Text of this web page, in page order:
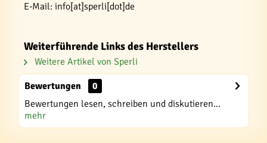
E-Mail: info[at]sperli[dot]de
Weiterführende Links des Herstellers
Weitere Artikel von Sperli
Bewertungen
0
Bewertungen lesen, schreiben und diskutieren...
mehr